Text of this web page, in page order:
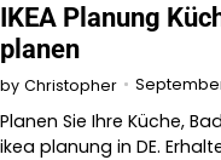
IKEA Planung
planen
by Christopher
Planen Sie Ihre Küche,
ikea planung in DE.